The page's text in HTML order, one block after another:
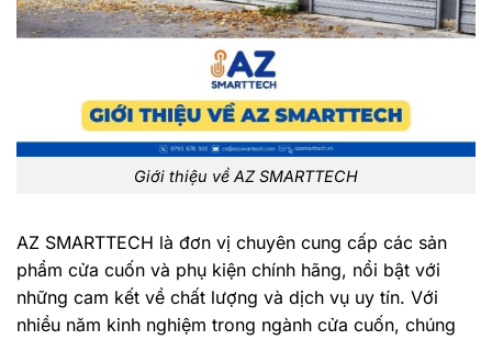
Giới thiệu về AZ SMARTTECH
AZ SMARTTECH là đơn vị chuyên cung cấp các sản
phẩm cửa cuốn và phụ kiện chính hãng, nổi bật với
những cam kết về chất lượng và dịch vụ uy tín. Với
nhiều năm kinh nghiệm trong ngành cửa cuốn, chúng